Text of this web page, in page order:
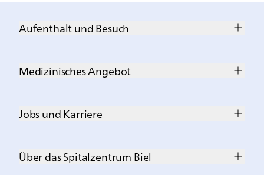
Aufenthalt und Besuch
Medizinisches Angebot
Jobs und Karriere
Über das Spitalzentrum Biel